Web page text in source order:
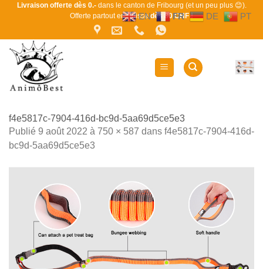
PasserLivraison offerte dès 0.-dans le canton de Fribourg (et un peu plus 😊).
Offerte partout en Suissedès 80 CHF !
f4e5817c-7904-416d-bc9d-5aa69d5ce5e3
Publié 9 août 2022 à 750 × 587 dans f4e5817c-7904-416d-
bc9d-5aa69d5ce5e3
EN FR DE PT